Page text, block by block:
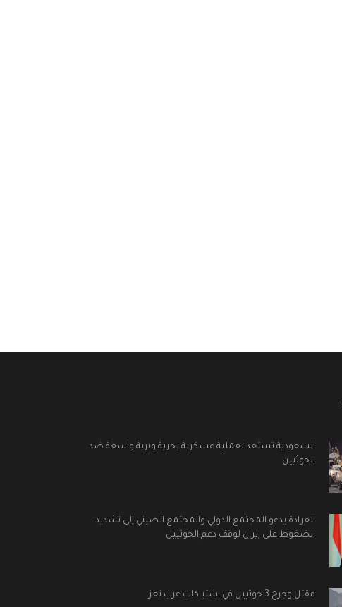
السعودية تستعد لعملية عسكرية بحرية وبرية واسعة ضد
الحوثيين
العرادة يدعو المجتمع الدولي والمجتمع الصيني إلى تشديد
الضغوط على إيران لوقف دعم الحوثيين
مقتل وجرح 3 حوثيين في اشتباكات غرب تعز